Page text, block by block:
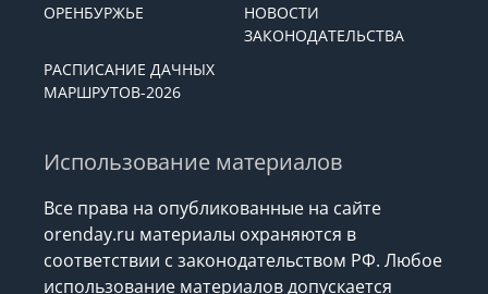
ОРЕНБУРЖЬЕ
НОВОСТИ
ЗАКОНОДАТЕЛЬСТВА
РАСПИСАНИЕ ДАЧНЫХ
МАРШРУТОВ-2026
Использование материалов
Все права на опубликованные на сайте
orenday.ru материалы охраняются в
соответствии с законодательством РФ. Любое
использование материалов допускается